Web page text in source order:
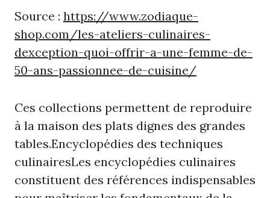
Source : https://www.zodiaque-
shop.com/les-ateliers-culinaires-
dexception-quoi-offrir-a-une-femme-de-
50-ans-passionnee-de-cuisine/
Ces collections permettent de reproduire
à la maison des plats dignes des grandes
tables.Encyclopédies des techniques
culinairesLes encyclopédies culinaires
constituent des références indispensables